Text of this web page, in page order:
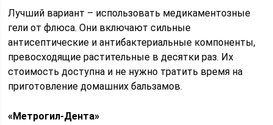
Лучший вариант – использовать медикаментозные
гели от флюса. Они включают сильные
антисептические и антибактериальные компоненты,
превосходящие растительные в десятки раз. Их
стоимость доступна и не нужно тратить время на
приготовление домашних бальзамов.
«Метрогил-Дента»